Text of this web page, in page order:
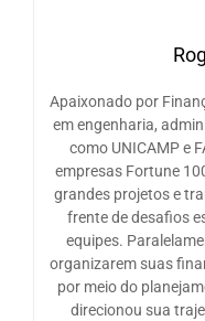
Apaixonado por
em engenharia,
como UNICAMP e
empresas Fortune
grandes projetos e
frente de desafios
equipes.
organizarem suas
por meio do
direcionou sua